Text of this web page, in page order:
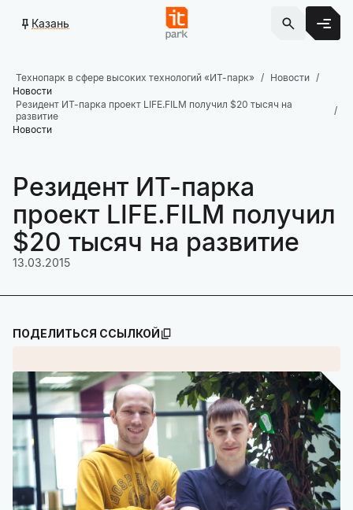
Казань
Технопарк в сфере высоких технологий «ИТ-парк»
Новости
Новости
Резидент ИТ-парка проект LIFE.FILM получил $20 тысяч на
развитие
Новости
Резидент ИТ-парка
проект LIFE.FILM получил
$20 тысяч на развитие
13.03.2015
ПОДЕЛИТЬСЯ ССЫЛКОЙ